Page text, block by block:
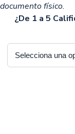
documento físico.
¿De 1 a 5